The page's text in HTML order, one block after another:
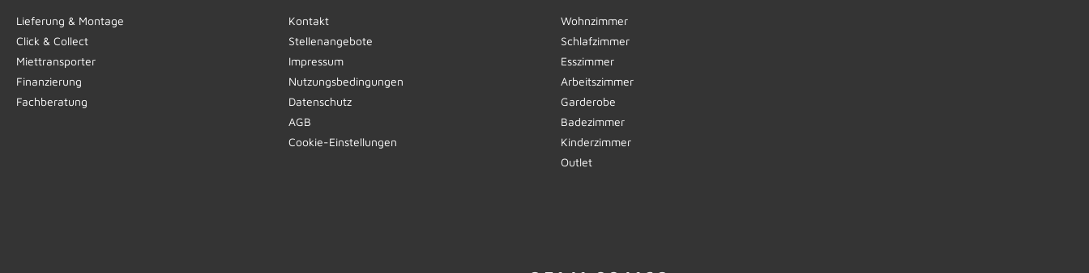
Lieferung & Montage
Click & Collect
Miettransporter
Finanzierung
Fachberatung
Kontakt
Stellenangebote
Impressum
Nutzungsbedingungen
Datenschutz
AGB
Cookie-Einstellungen
Wohnzimmer
Schlafzimmer
Esszimmer
Arbeitszimmer
Garderobe
Badezimmer
Kinderzimmer
Outlet